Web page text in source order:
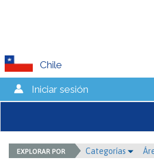
Chile
Iniciar sesión
Categorías